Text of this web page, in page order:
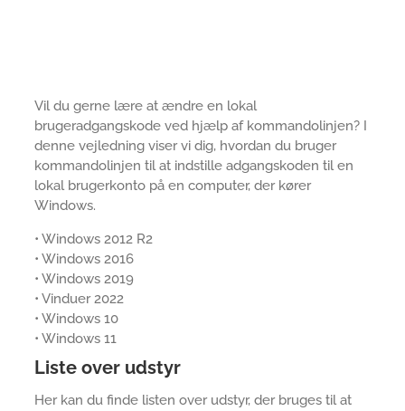
Vil du gerne lære at ændre en lokal
brugeradgangskode ved hjælp af kommandolinjen? I
denne vejledning viser vi dig, hvordan du bruger
kommandolinjen til at indstille adgangskoden til en
lokal brugerkonto på en computer, der kører
Windows.
• Windows 2012 R2
• Windows 2016
• Windows 2019
• Vinduer 2022
• Windows 10
• Windows 11
Liste over udstyr
Her kan du finde listen over udstyr, der bruges til at